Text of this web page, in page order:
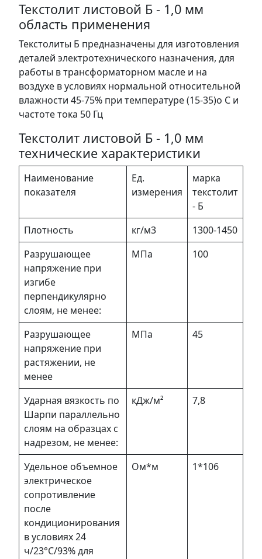
Текстолит листовой Б - 1,0 мм
область применения
Текстолиты Б предназначены для изготовления
деталей электротехнического назначения, для
работы в трансформаторном масле и на
воздухе в условиях нормальной относительной
влажности 45-75% при температуре (15-35)o С и
частоте тока 50 Гц
Текстолит листовой Б - 1,0 мм
технические характеристики
Наименование
показателя
Ед.
измерения
марка
текстолит
- Б
Плотность
кг/м3
1300-1450
Разрушающее
напряжение при
изгибе
перпендикулярно
слоям, не менее:
МПа 100
Разрушающее
напряжение при
растяжении, не
менее
МПа 45
Ударная вязкость по
Шарпи параллельно
слоям на образцах с
надрезом, не менее:
кДж/м² 7,8
Удельное объемное
электрическое
сопротивление
после
кондиционирования
в условиях 24
ч/23°С/93% для
Ом*м 1*106